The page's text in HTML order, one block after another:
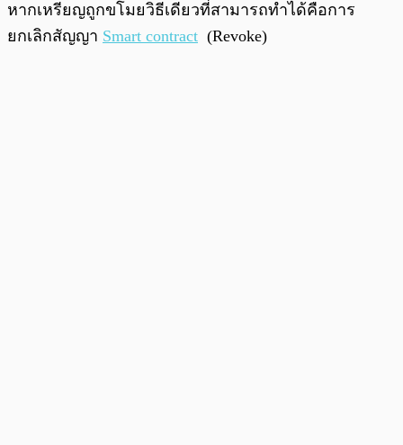
หากเหรียญถูกขโมยวิธีเดียวที่สามารถทำได้คือการ
ยกเลิกสัญญา Smart contract (Revoke)